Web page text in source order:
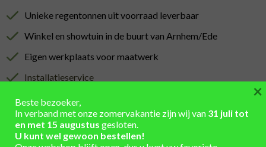
Unieke regentonnen uit voorraad leverbaar
Winkel en showtuin in de buurt van Arnhem/Ede
Eigen werkplaats voor maatwerk
Installatieservice
Verzending berekend in winkelmand
Beste bezoeker,
In verband met onze zomervakantie zijn wij van 31 juli tot
en met 15 augustus gesloten.
U kunt wel gewoon bestellen!
×